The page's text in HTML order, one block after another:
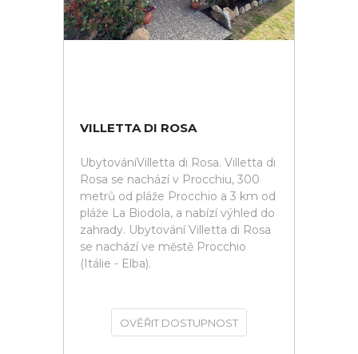
VILLETTA DI ROSA
UbytováníVilletta di Rosa. Villetta di
Rosa se nachází v Procchiu, 300
metrů od pláže Procchio a 3 km od
pláže La Biodola, a nabízí výhled do
zahrady. Ubytování Villetta di Rosa
se nachází ve městě Procchio
(Itálie - Elba).
OVĚŘIT DOSTUPNOST